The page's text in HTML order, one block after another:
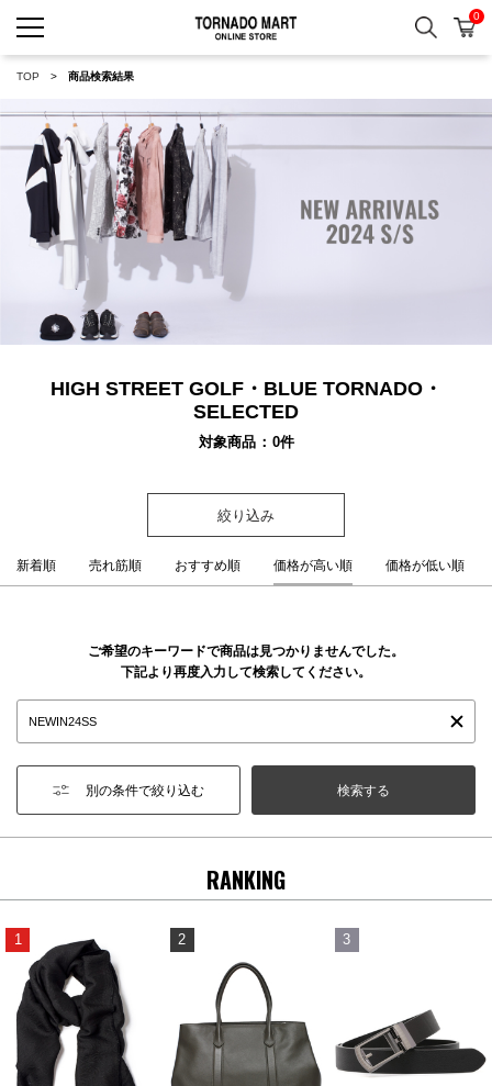
検索 カ
0
TOP 商品検索結果
HIGH STREET GOLF・BLUE TORNADO・
SELECTED
対象商品 0件
絞り込み
新着順 売れ筋順 おすすめ順 価格が高い順 価格が低い順
ご希望のキーワードで商品は見つかりませんでした。
下記より再度入力して検索してください。
別の条件で絞り込む
RANKING
1 2 3